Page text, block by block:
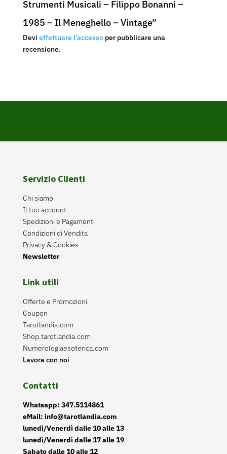
Strumenti Musicali – Filippo Bonanni –
1985 – Il Meneghello – Vintage”
Devi effettuare l’accessoper pubblicare una
recensione.
Servizio Clienti
Chi siamo
Il tuo account
Spedizioni e Pagamenti
Condizioni di Vendita
Privacy & Cookies
Newsletter
Link utili
Offerte e Promozioni
Coupon
Tarotlandia.com
Shop.tarotlandia.com
Numerologiaesoterica.com
Lavora con noi
Contatti
Whatsapp: 347.5114861
eMail: info@tarotlandia.com
lunedì/Venerdì dalle 10 alle 13
lunedì/Venerdì dalle 17 alle 19
Sabato dalle 10 alle 12